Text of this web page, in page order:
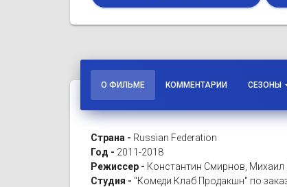
О ФИЛЬМЕ КОММЕНТАРИИ СЕЗОНЫ
Страна - Russian Federation
Год - 2011-2018
Режиссер - Константин Смирнов,
Студия - "Комеди Клаб Продакшн" по